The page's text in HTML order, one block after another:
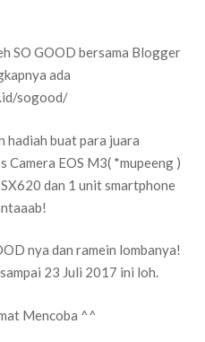
SO GOOD bersama Blogger
ada
sogood/
hadiah buat para juara
EOS M3( *mupeeng )
dan 1 unit smartphone
nya dan ramein lombanya!
23 Juli 2017 ini loh.
Mencoba ^^